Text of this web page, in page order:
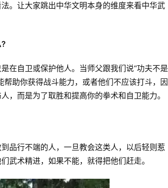
。让大家跳出中华文明本身的维度来看中华武
在自卫或保护他人。当师父跟我们说“功夫不是
助你获得战斗能力，或者他们不应该打斗，因
，而是为了取胜和提高你的拳术和自卫能力。
品行不端的人，一旦教会这类人，以后轻则惹
武术精进，如果不能，就得把他们赶走。